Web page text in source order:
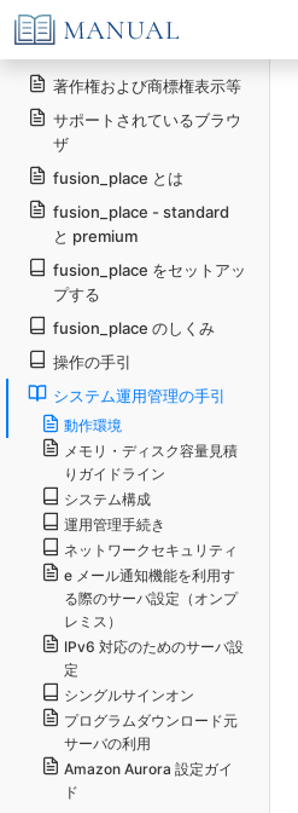
著作権および商標権表示等
サポートされているブラウ
ザ
fusion_place とは
fusion_place - standard
と premium
fusion_place をセットアッ
プする
fusion_place のしくみ
操作の手引
システム運用管理の手引
動作環境
メモリ・ディスク容量見積
りガイドライン
システム構成
運用管理手続き
ネットワークセキュリティ
e メール通知機能を利用す
る際のサーバ設定（オンプ
レミス）
IPv6 対応のためのサーバ設
定
シングルサインオン
プログラムダウンロード元
サーバの利用
Amazon Aurora 設定ガイ
ド